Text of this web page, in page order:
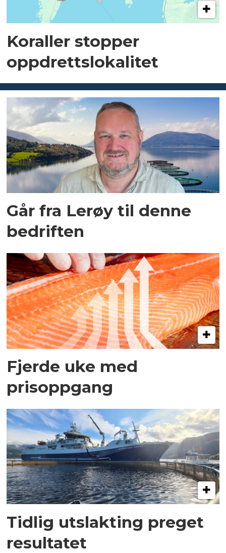
Koraller stopper
oppdrettslokalitet
Går fra Lerøy til denne
bedriften
Fjerde uke med
prisoppgang
Tidlig utslakting preget
resultatet